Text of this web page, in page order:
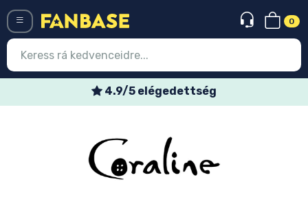
0
4.9/5 elégedettség
Legújabb cuccok